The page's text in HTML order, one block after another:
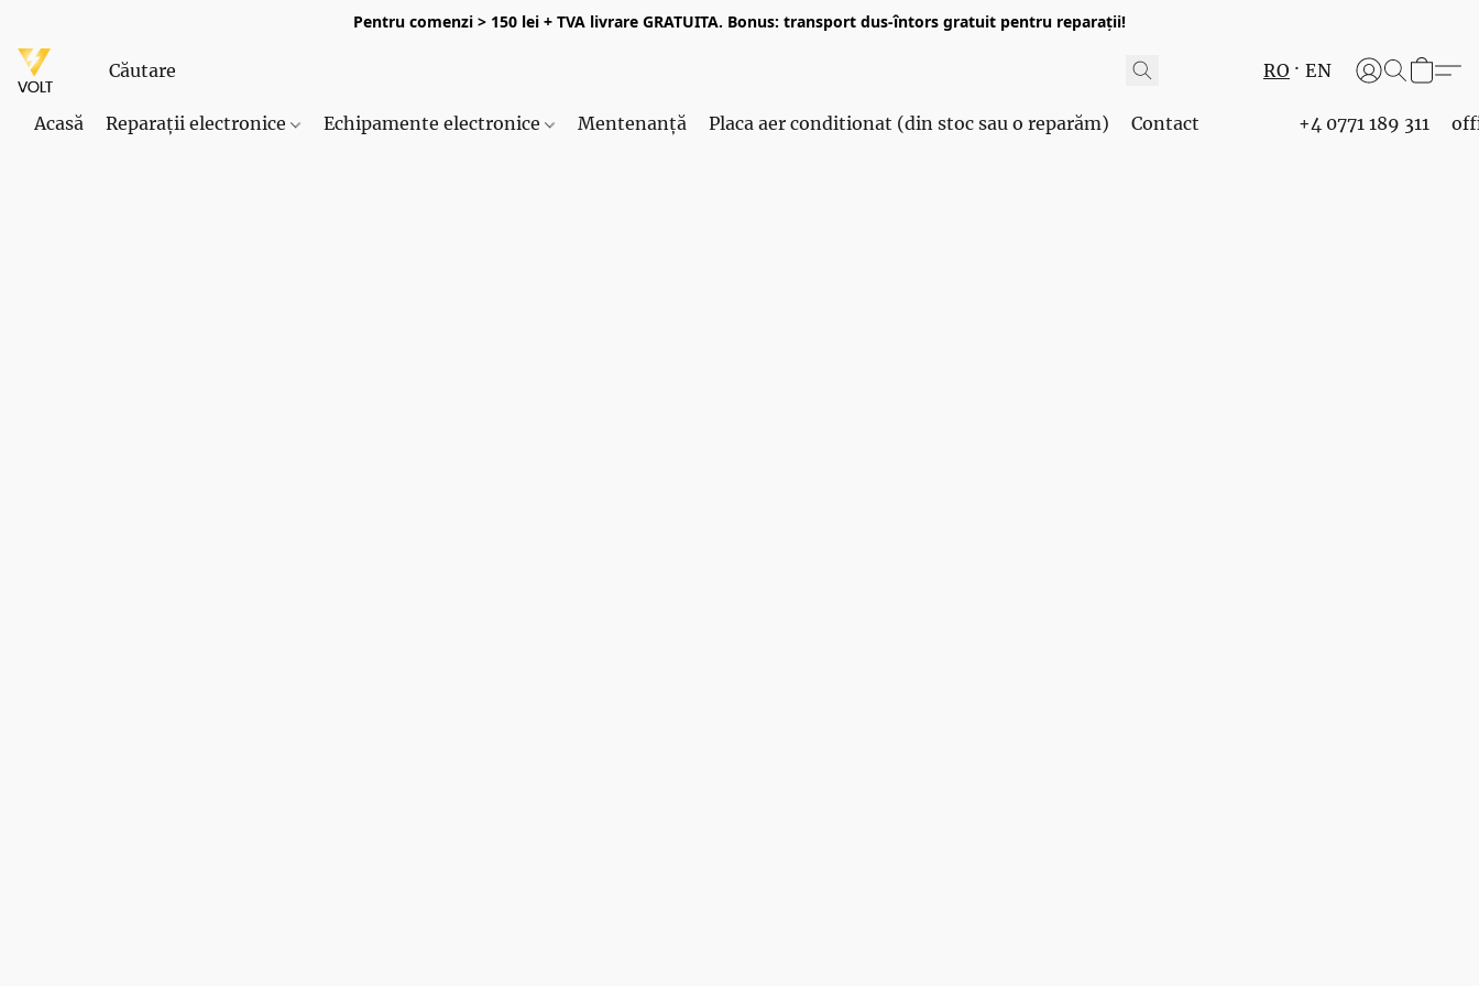
Pentru comenzi > 150 lei + TVA livrare GRATUITA. Bonus: transport dus-întors gratuit pentru reparații!
RO EN
Acasă Reparații electronice Echipamente electronice Mentenanță Placa aer conditionat (din stoc sau o reparăm) Contact +4 0771 189 311